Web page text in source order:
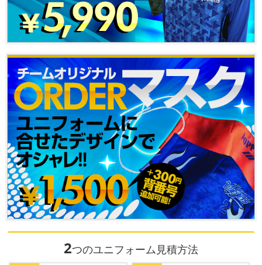
2つのユニフォーム見積方法